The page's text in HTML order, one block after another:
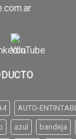
AUTO-
azul bandeja